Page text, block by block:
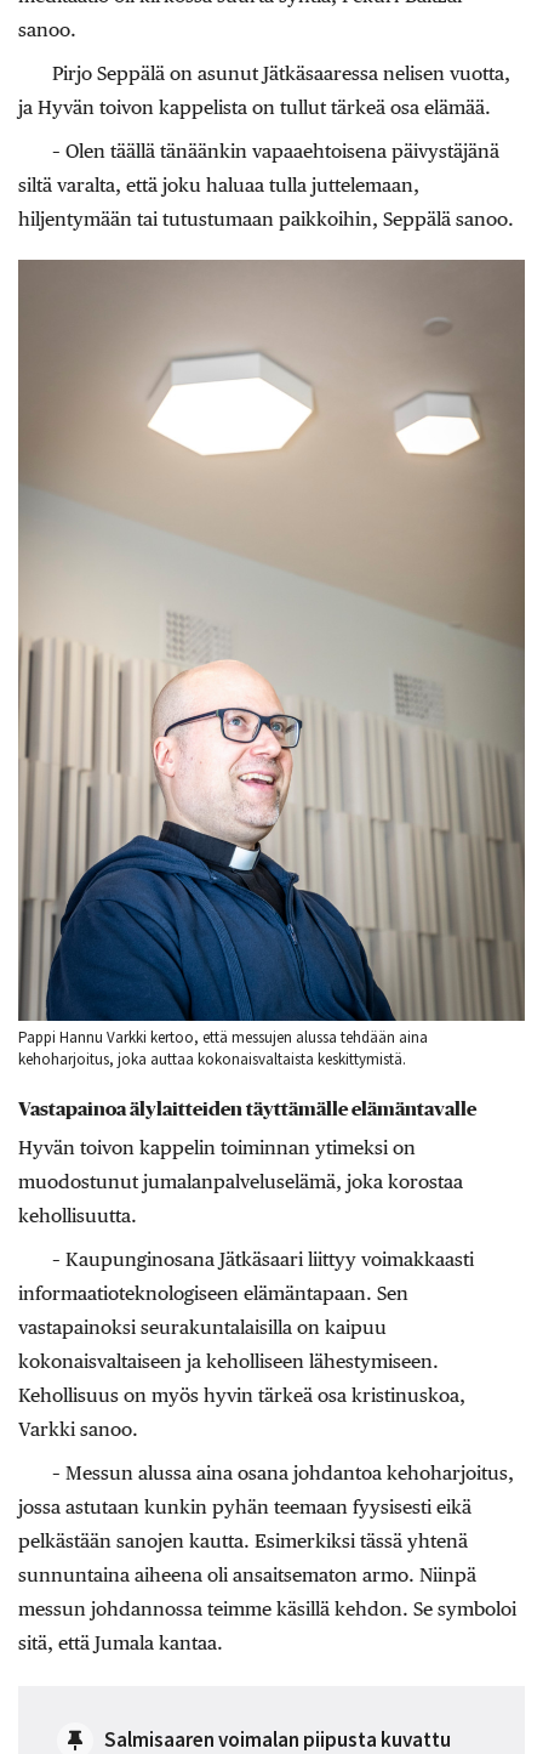
sanoo.
Pirjo Seppälä on asunut Jätkäsaaressa nelisen vuotta,
ja Hyvän toivon kappelista on tullut tärkeä osa elämää.
– Olen täällä tänäänkin vapaaehtoisena päivystäjänä
siltä varalta, että joku haluaa tulla juttelemaan,
hiljentymään tai tutustumaan paikkoihin, Seppälä sanoo.
Pappi Hannu Varkki kertoo, että messujen alussa tehdään aina
kehoharjoitus, joka auttaa kokonaisvaltaista keskittymistä.
Vastapainoa älylaitteiden täyttämälle elämäntavalle
Hyvän toivon kappelin toiminnan ytimeksi on
muodostunut jumalanpalveluselämä, joka korostaa
kehollisuutta.
– Kaupunginosana Jätkäsaari liittyy voimakkaasti
informaatioteknologiseen elämäntapaan. Sen
vastapainoksi seurakuntalaisilla on kaipuu
kokonaisvaltaiseen ja keholliseen lähestymiseen.
Kehollisuus on myös hyvin tärkeä osa kristinuskoa,
Varkki sanoo.
– Messun alussa aina osana johdantoa kehoharjoitus,
jossa astutaan kunkin pyhän teemaan fyysisesti eikä
pelkästään sanojen kautta. Esimerkiksi tässä yhtenä
sunnuntaina aiheena oli ansaitsematon armo. Niinpä
messun johdannossa teimme käsillä kehdon. Se symboloi
sitä, että Jumala kantaa.
Salmisaaren voimalan piipusta kuvattu